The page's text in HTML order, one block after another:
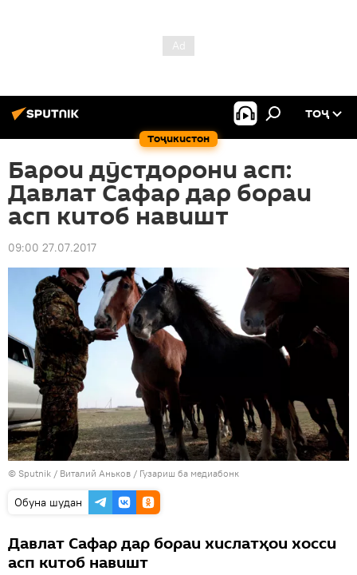
Тоҷикистон
ТОҶ
Барои дӯстдорони асп:
Давлат Сафар дар бораи
асп китоб навишт
09:00 27.07.2017
© Sputnik / Виталий Аньков / Гузариш ба медиабонк
Обуна шудан
Давлат Сафар дар бораи хислатҳои хосси
асп китоб навишт